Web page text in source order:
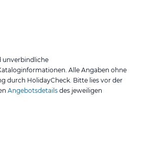
unverbindliche
Alle Angaben ohne
durch HolidayCheck. Bitte lies vor der
Angebotsdetails des jeweiligen